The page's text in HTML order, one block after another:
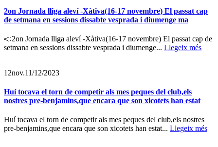
2on Jornada lliga aleví -Xàtiva(16-17 novembre) El passat cap
de setmana en sessions dissabte vesprada i diumenge ma
📣2on Jornada lliga aleví -Xàtiva(16-17 novembre) El passat cap de
setmana en sessions dissabte vesprada i diumenge... Llegeix més
12nov.11/12/2023
Huí tocava el torn de competir als mes peques del club,els
nostres pre-benjamins,que encara que son xicotets han estat
Huí tocava el torn de competir als mes peques del club,els nostres
pre-benjamins,que encara que son xicotets han estat... Llegeix més